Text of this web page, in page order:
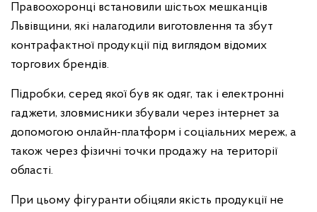
Правоохоронці встановили шістьох мешканців
Львівщини, які налагодили виготовлення та збут
контрафактної продукції під виглядом відомих
торгових брендів.
Підробки, серед якої був як одяг, так і електронні
гаджети, зловмисники збували через інтернет за
допомогою онлайн-платформ і соціальних мереж, а
також через фізичні точки продажу на території
області.
При цьому фігуранти обіцяли якість продукції не